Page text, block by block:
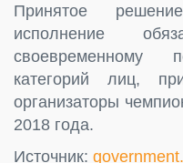
Принятое
исполнение
своевременному
категорий лиц,
организаторы
2018 года.
Источник: